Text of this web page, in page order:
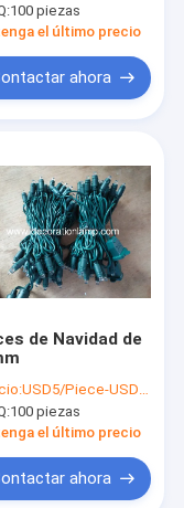
100 piezas
el último precio
ahora
de Navidad de
USD5/Piece-USD10/Piece
100 piezas
el último precio
ahora